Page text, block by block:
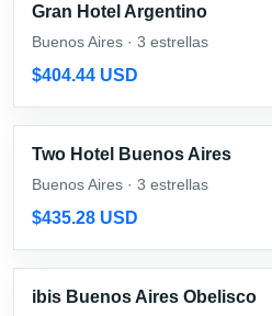
Gran Hotel Argentino
Buenos Aires · 3 estrellas
$404.44 USD
Two Hotel Buenos Aires
Buenos Aires · 3 estrellas
$435.28 USD
ibis Buenos Aires Obelisco